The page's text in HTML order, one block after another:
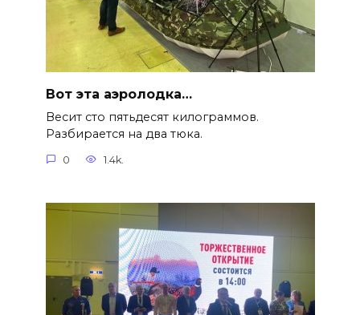
Вот эта аэролодка…
Весит сто пятьдесят килограммов.
Разбирается на два тюка.
0 1.4k.